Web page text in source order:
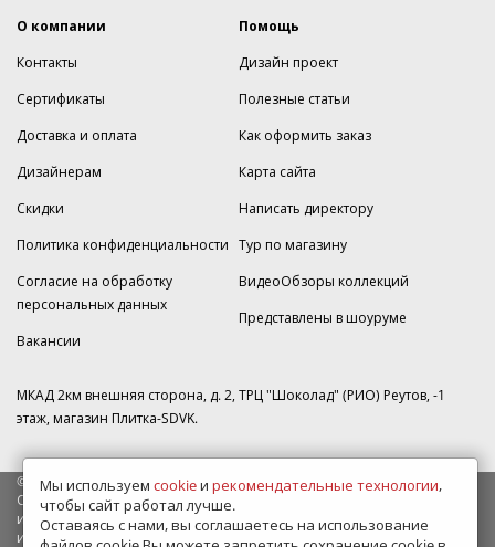
О компании
Контакты
Сертификаты
Доставка и оплата
Дизайнерам
Скидки
Политика конфиденциальности
Согласие на обработку
персональных данных
Вакансии
Помощь
Дизайн проект
Полезные статьи
Как оформить заказ
Карта сайта
Написать директору
Тур по магазину
ВидеоОбзоры коллекций
Представлены в шоуруме
МКАД 2км внешняя сторона, д. 2, ТРЦ "Шоколад" (РИО) Реутов, -1
этаж, магазин Плитка-SDVK.
© 2009—2026 г. Все права защищены
Обращаем Ваше внимание на то, что данный интернет-сайт носит
исключительно информационный характер и ни при каких условиях
информационные материалы и цены, размещенные на сайте, не
Мы используем cookieи рекомендательные технологии,
чтобы сайт работал лучше.
Оставаясь с нами, вы соглашаетесь на использование